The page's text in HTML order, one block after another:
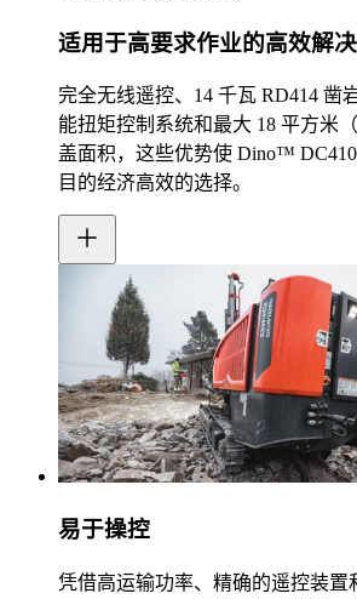
适用于高要求作业的高效解
完全无线遥控、14 千瓦 RD414 凿
能扭矩控制系统和最大 18 平方米
盖面积，这些优势使 Dino™
目的经济高效的选择。
易于操控
凭借高运输功率、精确的遥控装置